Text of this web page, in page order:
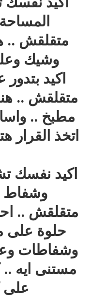
متقلقش ..
وشيك
اكيد
متقلقش ..
مطبخ ..
اتخذ
اكيد نفسك
وشفاط
متقلقش ..
حلوة على
وشفاطات
مستنى ايه ..
على